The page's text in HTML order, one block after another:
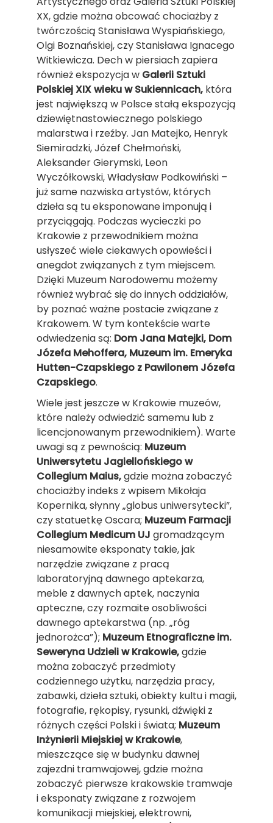
XX, gdzie można obcować chociażby z
twórczością Stanisława Wyspiańskiego,
Olgi Boznańskiej, czy Stanisława Ignacego
Witkiewicza. Dech w piersiach zapiera
również ekspozycja w Galerii Sztuki
Polskiej XIX wieku w Sukiennicach, która
jest największą w Polsce stałą ekspozycją
dziewiętnastowiecznego polskiego
malarstwa i rzeźby. Jan Matejko, Henryk
Siemiradzki, Józef Chełmoński,
Aleksander Gierymski, Leon
Wyczółkowski, Władysław Podkowiński –
już same nazwiska artystów, których
dzieła są tu eksponowane imponują i
przyciągają. Podczas wycieczki po
Krakowie z przewodnikiem można
usłyszeć wiele ciekawych opowieści i
anegdot związanych z tym miejscem.
Dzięki Muzeum Narodowemu możemy
również wybrać się do innych oddziałów,
by poznać ważne postacie związane z
Krakowem. W tym kontekście warte
odwiedzenia są: Dom Jana Matejki, Dom
Józefa Mehoffera, Muzeum im. Emeryka
Hutten-Czapskiego z Pawilonem Józefa
Czapskiego.
Wiele jest jeszcze w Krakowie muzeów,
które należy odwiedzić samemu lub z
licencjonowanym przewodnikiem). Warte
uwagi są z pewnością: Muzeum
Uniwersytetu Jagiellońskiego w
Collegium Maius,gdzie można zobaczyć
chociażby indeks z wpisem Mikołaja
Kopernika, słynny „globus uniwersytecki”,
czy statuetkę Oscara; Muzeum Farmacji
Collegium Medicum UJ gromadzącym
niesamowite eksponaty takie, jak
narzędzie związane z pracą
laboratoryjną dawnego aptekarza,
meble z dawnych aptek, naczynia
apteczne, czy rozmaite osobliwości
dawnego aptekarstwa (np. „róg
jednorożca”); Muzeum Etnograficzne im.
Seweryna Udzieli w Krakowie,gdzie
można zobaczyć przedmioty
codziennego użytku, narzędzia pracy,
zabawki, dzieła sztuki, obiekty kultu i magii,
fotografie, rękopisy, rysunki, dźwięki z
różnych części Polski i świata; Muzeum
Inżynierii Miejskiej w Krakowie,
mieszczące się w budynku dawnej
zajezdni tramwajowej, gdzie można
zobaczyć pierwsze krakowskie tramwaje
i eksponaty związane z rozwojem
komunikacji miejskiej, elektrowni,